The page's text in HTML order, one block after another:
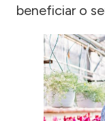
beneficiar o